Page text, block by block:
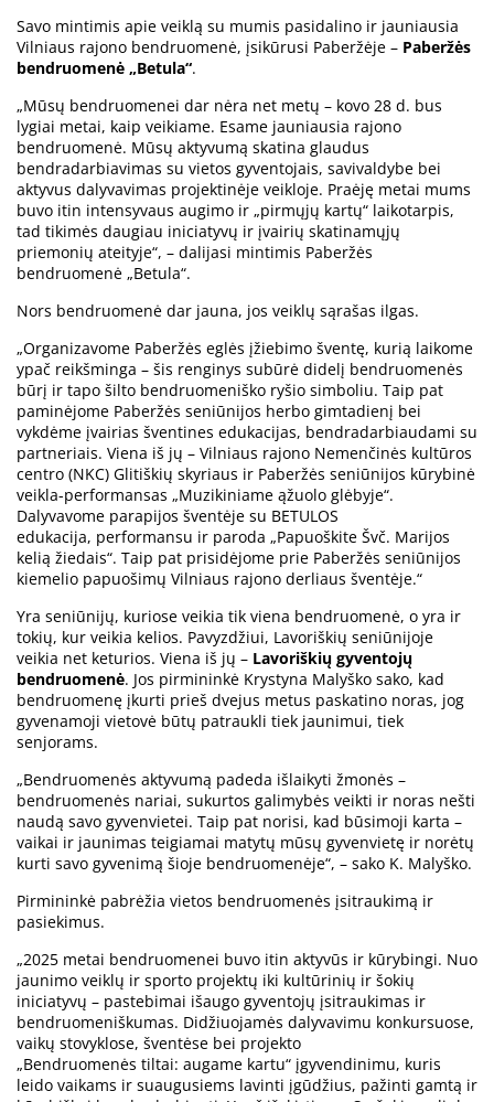
Savo mintimis apie veiklą su mumis pasidalino ir jauniausia
Vilniaus rajono bendruomenė, įsikūrusi Paberžėje – Paberžės
bendruomenė „Betula“.
„Mūsų bendruomenei dar nėra net metų – kovo 28 d. bus
lygiai metai, kaip veikiame. Esame jauniausia rajono
bendruomenė. Mūsų aktyvumą skatina glaudus
bendradarbiavimas su vietos gyventojais, savivaldybe bei
aktyvus dalyvavimas projektinėje veikloje. Praėję metai mums
buvo itin intensyvaus augimo ir „pirmųjų kartų“ laikotarpis,
tad tikimės daugiau iniciatyvų ir įvairių skatinamųjų
priemonių ateityje“, – dalijasi mintimis Paberžės
bendruomenė „Betula“.
Nors bendruomenė dar jauna, jos veiklų sąrašas ilgas.
„Organizavome Paberžės eglės įžiebimo šventę, kurią laikome
ypač reikšminga – šis renginys subūrė didelį bendruomenės
būrį ir tapo šilto bendruomeniško ryšio simboliu. Taip pat
paminėjome Paberžės seniūnijos herbo gimtadienį bei
vykdėme įvairias šventines edukacijas, bendradarbiaudami su
partneriais. Viena iš jų – Vilniaus rajono Nemenčinės kultūros
centro (NKC) Glitiškių skyriaus ir Paberžės seniūnijos kūrybinė
veikla-performansas „Muzikiniame ąžuolo glėbyje“.
Dalyvavome parapijos šventėje su BETULOS
edukacija, performansu ir paroda „Papuoškite Švč. Marijos
kelią žiedais“. Taip pat prisidėjome prie Paberžės seniūnijos
kiemelio papuošimų Vilniaus rajono derliaus šventėje.“
Yra seniūnijų, kuriose veikia tik viena bendruomenė, o yra ir
tokių, kur veikia kelios. Pavyzdžiui, Lavoriškių seniūnijoje
veikia net keturios. Viena iš jų – Lavoriškių gyventojų
bendruomenė. Jos pirmininkė Krystyna Malyško sako, kad
bendruomenę įkurti prieš dvejus metus paskatino noras, jog
gyvenamoji vietovė būtų patraukli tiek jaunimui, tiek
senjorams.
„Bendruomenės aktyvumą padeda išlaikyti žmonės –
bendruomenės nariai, sukurtos galimybės veikti ir noras nešti
naudą savo gyvenvietei. Taip pat norisi, kad būsimoji karta –
vaikai ir jaunimas teigiamai matytų mūsų gyvenvietę ir norėtų
kurti savo gyvenimą šioje bendruomenėje“, – sako K. Malyško.
Pirmininkė pabrėžia vietos bendruomenės įsitraukimą ir
pasiekimus.
„2025 metai bendruomenei buvo itin aktyvūs ir kūrybingi. Nuo
jaunimo veiklų ir sporto projektų iki kultūrinių ir šokių
iniciatyvų – pastebimai išaugo gyventojų įsitraukimas ir
bendruomeniškumas. Didžiuojamės dalyvavimu konkursuose,
vaikų stovyklose, šventėse bei projekto
„Bendruomenės tiltai: augame kartu“ įgyvendinimu, kuris
leido vaikams ir suaugusiems lavinti įgūdžius, pažinti gamtą ir